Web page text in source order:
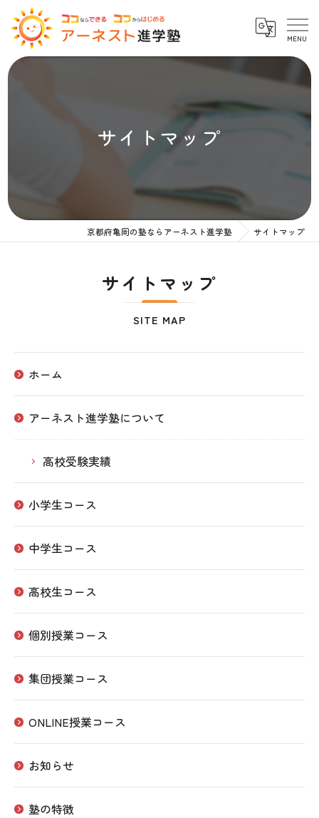
サイトマップ
京都府亀岡の塾ならアーネスト進学塾 サイトマップ
SITE MAP
サイトマップ
ホーム
アーネスト進学塾について
高校受験実績
小学生コース
中学生コース
高校生コース
個別授業コース
集団授業コース
ONLINE授業コース
お知らせ
塾の特徴